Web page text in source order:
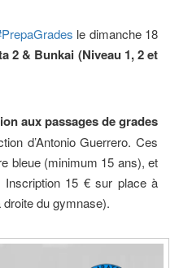
le dimanche 18
2 & Bunkai (Niveau 1, 2 et
aux passages de grades
d’Antonio Guerrero. Ces
bleue (minimum 15 ans), et
Inscription 15 € sur place à
du gymnase).